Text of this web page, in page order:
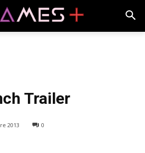
Trailer
2013 0